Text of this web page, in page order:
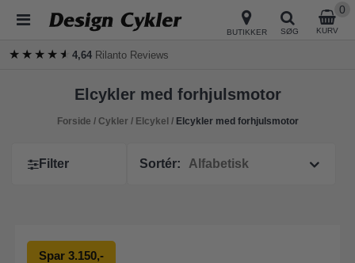
BUTIKKER SØG KURV
0
★★★★★
★★★★★4,64 Rilanto Reviews
Elcykler med forhjulsmotor
Forside / Cykler/ Elcykel / Elcykler med forhjulsmotor
Filter Sortér:
Spar 3.150,-